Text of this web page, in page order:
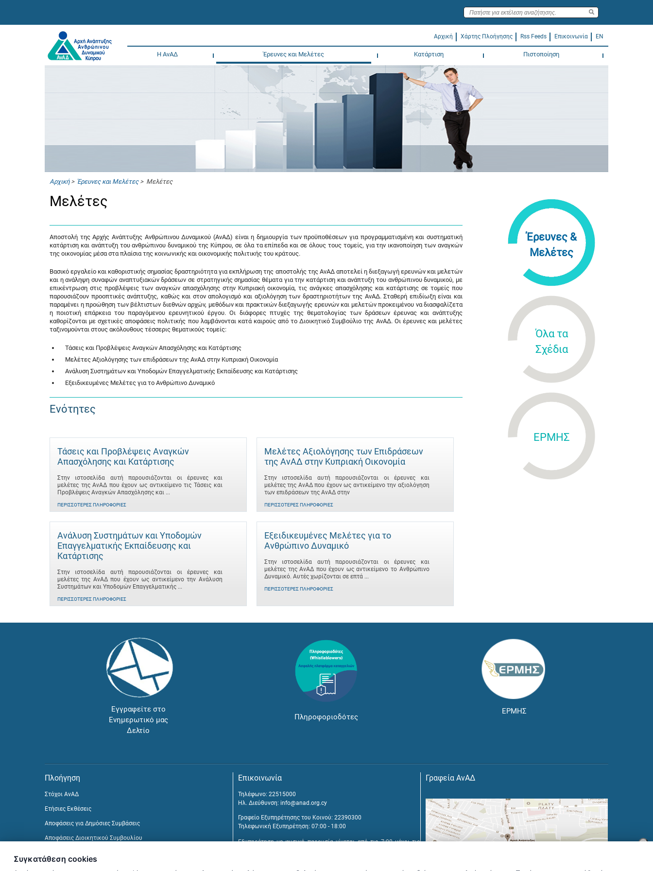
Αρχική Χάρτης Πλοήγησης Rss Feeds Επικοινωνία EN
Η ΑνΑΔ Έρευνες και Μελέτες Κατάρτιση Πιστοποίηση
Αρχική> Έρευνες και Μελέτες> Μελέτες
Μελέτες
Αποστολή της Αρχής Ανάπτυξης Ανθρώπινου Δυναμικού (ΑνΑΔ) είναι η δημιουργία των προϋποθέσεων για προγραμματισμένη και συστηματική
κατάρτιση και ανάπτυξη του ανθρώπινου δυναμικού της Κύπρου, σε όλα τα επίπεδα και σε όλους τους τομείς, για την ικανοποίηση των αναγκών
της οικονομίας μέσα στα πλαίσια της κοινωνικής και οικονομικής πολιτικής του κράτους.
Βασικό εργαλείο και καθοριστικής σημασίας δραστηριότητα για εκπλήρωση της αποστολής της ΑνΑΔ αποτελεί η διεξαγωγή ερευνών και μελετών
και η ανάληψη συναφών αναπτυξιακών δράσεων σε στρατηγικής σημασίας θέματα για την κατάρτιση και ανάπτυξη του ανθρώπινου δυναμικού, με
επικέντρωση στις προβλέψεις των αναγκών απασχόλησης στην Κυπριακή οικονομία, τις ανάγκες απασχόλησης και κατάρτισης σε τομείς που
παρουσιάζουν προοπτικές ανάπτυξης, καθώς και στον απολογισμό και αξιολόγηση των δραστηριοτήτων της ΑνΑΔ. Σταθερή επιδίωξη είναι και
παραμένει η προώθηση των βέλτιστων διεθνών αρχών, μεθόδων και πρακτικών διεξαγωγής ερευνών και μελετών προκειμένου να διασφαλίζετα
η ποιοτική επάρκεια του παραγόμενου ερευνητικού έργου. Οι διάφορες πτυχές της θεματολογίας των δράσεων έρευνας και ανάπτυξης
καθορίζονται με σχετικές αποφάσεις πολιτικής που λαμβάνονται κατά καιρούς από το Διοικητικό Συμβούλιο της ΑνΑΔ. Οι έρευνες και μελέτες
ταξινομούνται στους ακόλουθους τέσσερις θεματικούς τομείς:
Τάσεις και Προβλέψεις Αναγκών Απασχόλησης και Κατάρτισης
Μελέτες Αξιολόγησης των επιδράσεων της ΑνΑΔ στην Κυπριακή Οικονομία
Ανάλυση Συστημάτων και Υποδομών Επαγγελματικής Εκπαίδευσης και Κατάρτισης
Εξειδικευμένες Μελέτες για το Ανθρώπινο Δυναμικό
Ενότητες
Τάσεις και Προβλέψεις Αναγκών
Απασχόλησης και Κατάρτισης
Στην ιστοσελίδα αυτή παρουσιάζονται οι έρευνες και
μελέτες της ΑνΑΔ που έχουν ως αντικείμενο τις Τάσεις και
Προβλέψεις Αναγκών Απασχόλησης και ...
ΠΕΡΙΣΣΌΤΕΡΕΣ ΠΛΗΡΟΦΟΡΊΕΣ
Μελέτες Αξιολόγησης των Επιδράσεων
της ΑνΑΔ στην Κυπριακή Οικονομία
Στην ιστοσελίδα αυτή παρουσιάζονται οι έρευνες και
μελέτες της ΑνΑΔ που έχουν ως αντικείμενο την αξιολόγηση
των επιδράσεων της ΑνΑΔ στην
ΠΕΡΙΣΣΌΤΕΡΕΣ ΠΛΗΡΟΦΟΡΊΕΣ
Ανάλυση Συστημάτων και Υποδομών
Επαγγελματικής Εκπαίδευσης και
Κατάρτισης
Στην ιστοσελίδα αυτή παρουσιάζονται οι έρευνες και
μελέτες της ΑνΑΔ που έχουν ως αντικείμενο την Ανάλυση
Συστημάτων και Υποδομών Επαγγελματικής ...
ΠΕΡΙΣΣΌΤΕΡΕΣ ΠΛΗΡΟΦΟΡΊΕΣ
Εξειδικευμένες Μελέτες για το
Ανθρώπινο Δυναμικό
Στην ιστοσελίδα αυτή παρουσιάζονται οι έρευνες και
μελέτες της ΑνΑΔ που έχουν ως αντικείμενο το Ανθρώπινο
Δυναμικό. Αυτές χωρίζονται σε επτά ...
ΠΕΡΙΣΣΌΤΕΡΕΣ ΠΛΗΡΟΦΟΡΊΕΣ
Έρευνες &
Μελέτες
Όλα τα
Σχέδια
ΕΡΜΗΣ
Εγγραφείτε στο
Ενημερωτικό μας
Δελτίο
Πληροφοριοδότες
ΕΡΜΗΣ
Πλοήγηση
Στόχοι ΑνΑΔ
Ετήσιες Εκθέσεις
Αποφάσεις για Δημόσιες Συμβάσεις
Αποφάσεις Διοικητικού Συμβουλίου
Επικοινωνία
Τηλέφωνο: 22515000
Ηλ. Διεύθυνση: info@anad.org.cy
Γραφείο Εξυπηρέτησης του Κοινού: 22390300
Τηλεφωνική Εξυπηρέτηση: 07:00 - 18:00
Εξυπηρέτηση με φυσική παρουσία γίνεται από τις 7:00 μέχρι τις
Γραφεία ΑνΑΔ
×
Συγκατάθεση cookies